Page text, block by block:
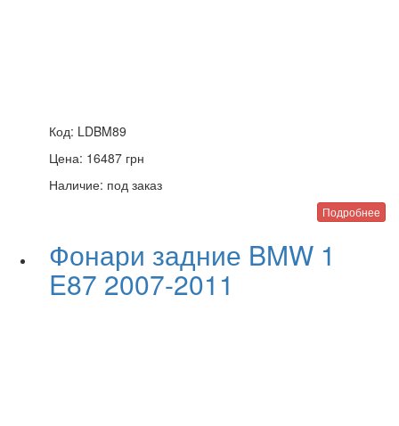
Код: LDBM89
Цена: 16487 грн
Наличие: под заказ
Подробнее
Фонари задние BMW 1
E87 2007-2011